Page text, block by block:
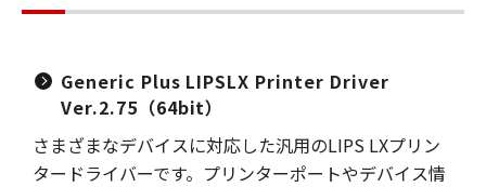
Generic Plus LIPSLX Printer Driver
Ver.2.75（64bit）
さまざまなデバイスに対応した汎用のLIPS LXプリン
タードライバーです。プリンターポートやデバイス情